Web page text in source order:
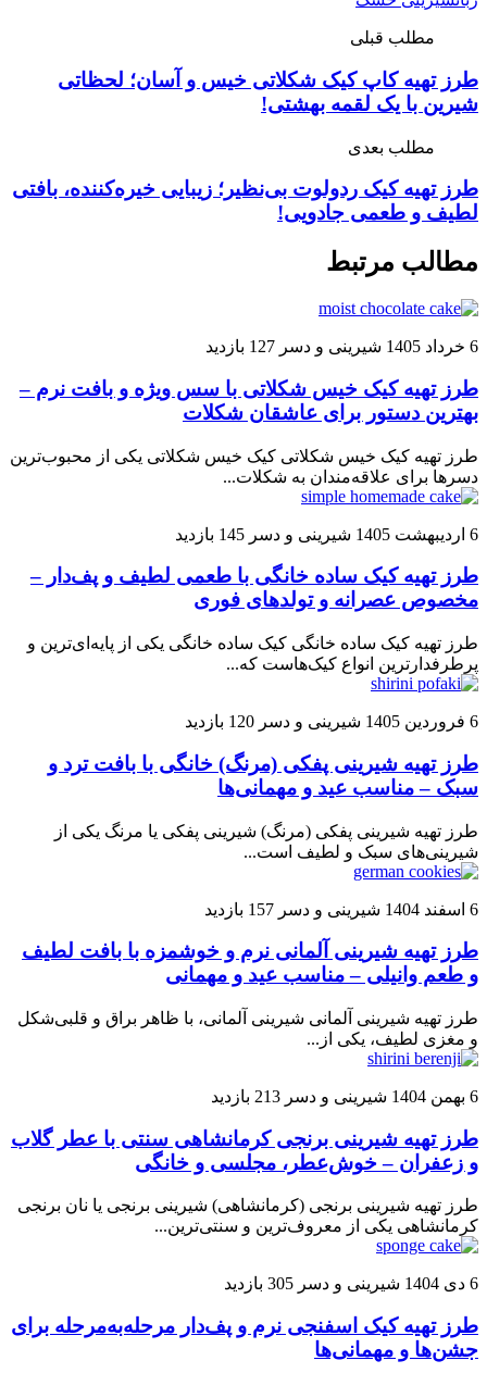
مطلب قبلی
طرز تهیه کاپ کیک شکلاتی خیس و آسان؛ لحظاتی
شیرین با یک لقمه بهشتی!
مطلب بعدی
طرز تهیه کیک ردولوت بی‌نظیر؛ زیبایی خیره‌کننده، بافتی
لطیف و طعمی جادویی!
مطالب مرتبط
6 خرداد 1405 شیرینی و دسر 127 بازدید
طرز تهیه کیک خیس شکلاتی با سس ویژه و بافت نرم –
بهترین دستور برای عاشقان شکلات
طرز تهیه کیک خیس شکلاتی کیک خیس شکلاتی یکی از محبوب‌ترین
دسرها برای علاقه‌مندان به شکلات...
6 اردیبهشت 1405 شیرینی و دسر 145 بازدید
طرز تهیه کیک ساده خانگی با طعمی لطیف و پف‌دار –
مخصوص عصرانه و تولدهای فوری
طرز تهیه کیک ساده خانگی کیک ساده خانگی یکی از پایه‌ای‌ترین و
پرطرفدارترین انواع کیک‌هاست که...
6 فروردین 1405 شیرینی و دسر 120 بازدید
طرز تهیه شیرینی پفکی (مرنگ) خانگی با بافت ترد و
سبک – مناسب عید و مهمانی‌ها
طرز تهیه شیرینی پفکی (مرنگ) شیرینی پفکی یا مرنگ یکی از
شیرینی‌های سبک و لطیف است...
6 اسفند 1404 شیرینی و دسر 157 بازدید
طرز تهیه شیرینی آلمانی نرم و خوشمزه با بافت لطیف
و طعم وانیلی – مناسب عید و مهمانی
طرز تهیه شیرینی آلمانی شیرینی آلمانی، با ظاهر براق و قلبی‌شکل
و مغزی لطیف، یکی از...
6 بهمن 1404 شیرینی و دسر 213 بازدید
طرز تهیه شیرینی برنجی کرمانشاهی سنتی با عطر گلاب
و زعفران – خوش‌عطر، مجلسی و خانگی
طرز تهیه شیرینی برنجی (کرمانشاهی) شیرینی برنجی یا نان برنجی
کرمانشاهی یکی از معروف‌ترین و سنتی‌ترین...
6 دی 1404 شیرینی و دسر 305 بازدید
طرز تهیه کیک اسفنجی نرم و پف‌دار مرحله‌به‌مرحله برای
جشن‌ها و مهمانی‌ها